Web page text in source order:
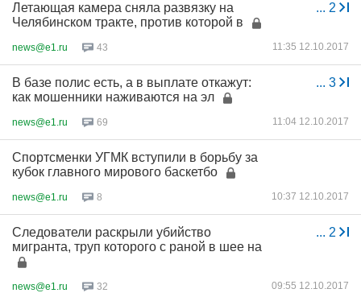
... 2
Летающая камера сняла развязку на
Челябинском тракте, против которой в
news@e1.ru 43 11:35 12.10.2017
... 3
В базе полис есть, а в выплате откажут:
как мошенники наживаются на эл
news@e1.ru 69 11:04 12.10.2017
Спортсменки УГМК вступили в борьбу за
кубок главного мирового баскетбо
news@e1.ru 8 10:37 12.10.2017
... 2
Следователи раскрыли убийство
мигранта, труп которого с раной в шее на
news@e1.ru 32 09:55 12.10.2017